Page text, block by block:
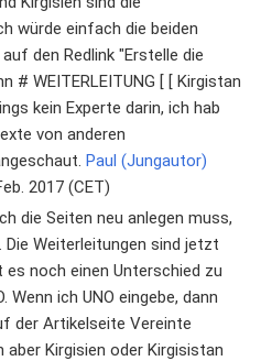
würde einfach die beiden
den Redlink "Erstelle die
# WEITERLEITUNG [ [ Kirgistan
kein Experte darin, ich hab
von anderen
Paul (Jungautor)
2017 (CET)
die Seiten neu anlegen muss,
Die Weiterleitungen sind jetzt
noch einen Unterschied zu
Wenn ich UNO eingebe, dann
der Artikelseite Vereinte
aber Kirgisien oder Kirgisistan